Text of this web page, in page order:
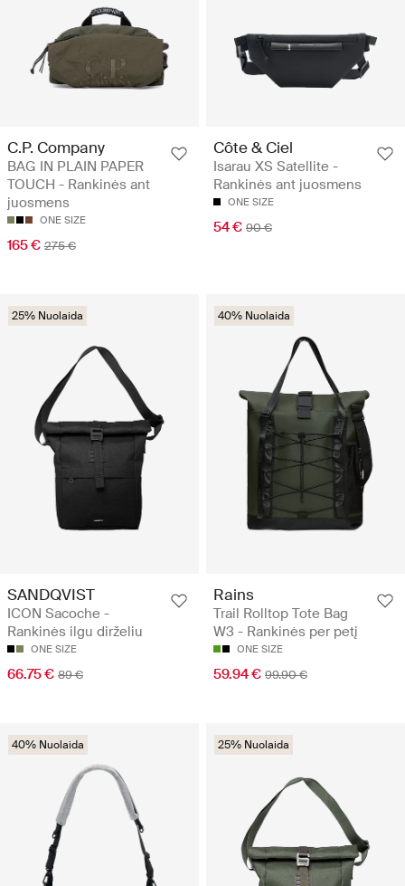
C.P. Company
BAG IN PLAIN PAPER
TOUCH - Rankinės ant
juosmens
ONE SIZE
165 € 275 €
Côte & Ciel
Isarau XS Satellite -
Rankinės ant juosmens
ONE SIZE
54 € 90 €
25% Nuolaida
SANDQVIST
ICON Sacoche -
Rankinės ilgu dirželiu
ONE SIZE
66.75 € 89 €
40% Nuolaida
Rains
Trail Rolltop Tote Bag
W3 - Rankinės per petį
ONE SIZE
59.94 € 99.90 €
40% Nuolaida 25% Nuolaida